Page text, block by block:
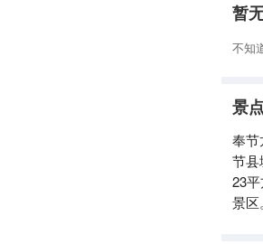
暂
不知
景
奉节
节县
23
景区